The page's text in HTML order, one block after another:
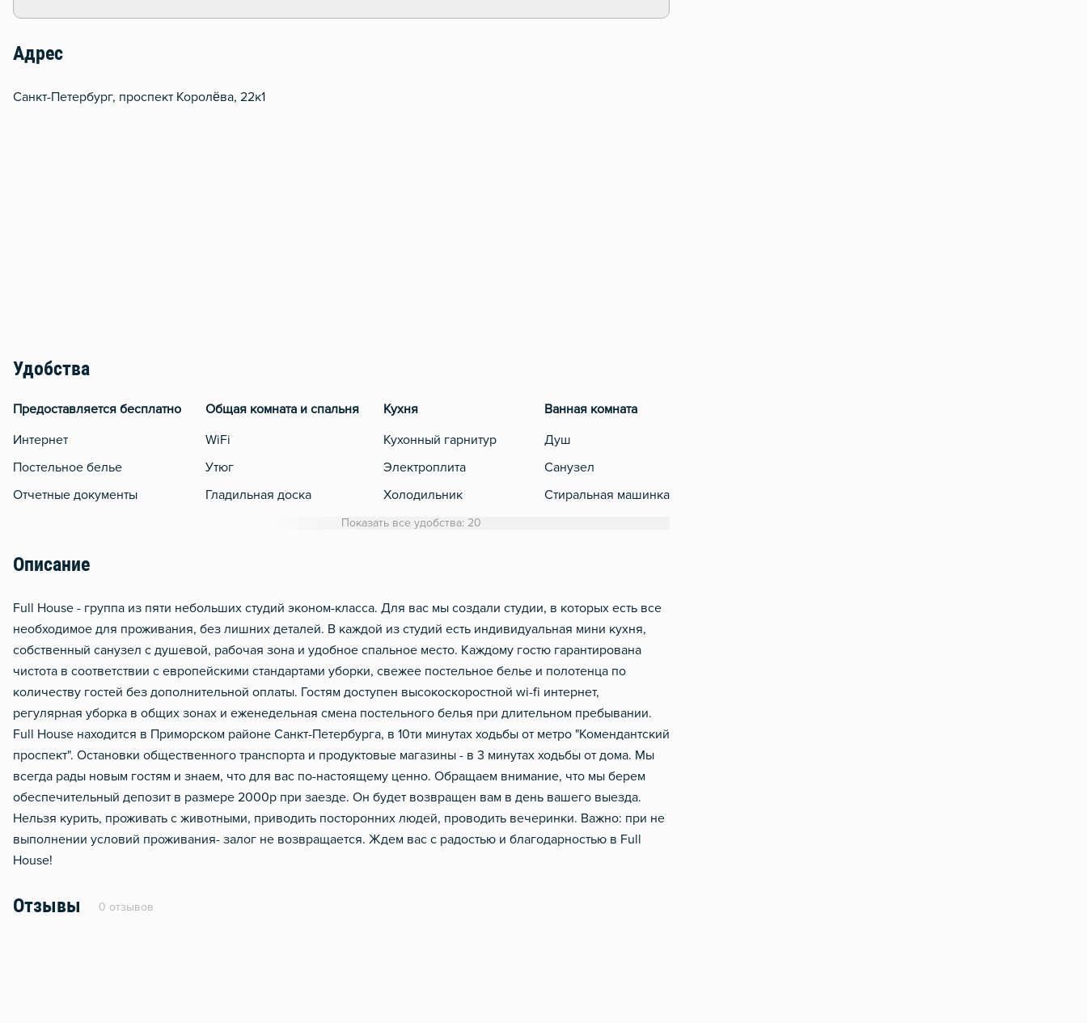
Адрес
Санкт-Петербург, проспект Королёва, 22к1
Удобства
Предоставляется бесплатно
Интернет
Постельное белье
Отчетные документы
Общая комната и спальня
WiFi
Утюг
Гладильная доска
Кухня
Кухонный гарнитур
Электроплита
Холодильник
Обеденный стол
Столовые приборы
Ванная комната
Душ
Санузел
Стиральная машинка
Показать все удобства: 20
Описание
Full House - группа из пяти небольших студий эконом-класса. Для вас мы создали студии, в которых есть все
необходимое для проживания, без лишних деталей. В каждой из студий есть индивидуальная мини кухня,
собственный санузел с душевой, рабочая зона и удобное спальное место. Каждому гостю гарантирована
чистота в соответствии с европейскими стандартами уборки, свежее постельное белье и полотенца по
количеству гостей без дополнительной оплаты. Гостям доступен высокоскоростной wi-fi интернет,
регулярная уборка в общих зонах и еженедельная смена постельного белья при длительном пребывании.
Full House находится в Приморском районе Санкт-Петербурга, в 10ти минутах ходьбы от метро "Комендантский
проспект". Остановки общественного транспорта и продуктовые магазины - в 3 минутах ходьбы от дома. Мы
всегда рады новым гостям и знаем, что для вас по-настоящему ценно. Обращаем внимание, что мы берем
обеспечительный депозит в размере 2000р при заезде. Он будет возвращен вам в день вашего выезда.
Нельзя курить, проживать с животными, приводить посторонних людей, проводить вечеринки. Важно: при не
выполнении условий проживания- залог не возвращается. Ждем вас с радостью и благодарностью в Full
House!
Отзывы 0 отзывов